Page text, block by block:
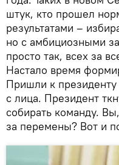
штук, кто прошел
результатами –
но с амбициозными
просто так, всех за
Настало время
Пришли к
с лица. Президент
собирать команду.
за перемены? Вот и